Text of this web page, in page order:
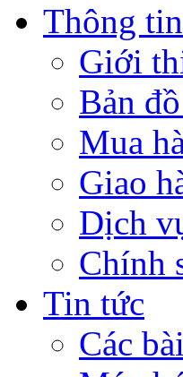
Thông
Giới
Bản
Mua
Giao
Dịch
Chính
Tin tức
Các